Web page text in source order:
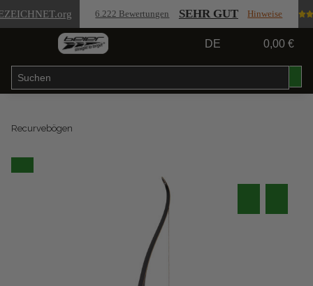
.org 6.222 Bewertungen SEHR GUT Hinweise
DE 0,00 €
Recurvebögen